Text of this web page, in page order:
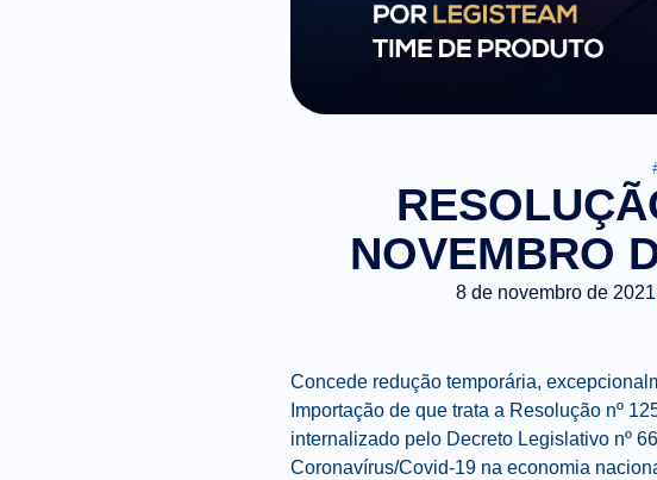
NOVEMBRO
8 de novembro de 2021
Concede redução temporária,
Importação de que trata a Resolução nº
internalizado pelo Decreto Legislativo nº
Coronavírus/Covid-19 na economia